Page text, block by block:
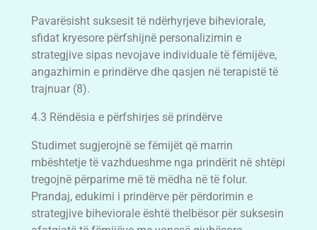
Pavarësisht suksesit të ndërhyrjeve biheviorale,
sfidat kryesore përfshijnë personalizimin e
strategjive sipas nevojave individuale të fëmijëve,
angazhimin e prindërve dhe qasjen në terapistë të
trajnuar (8).
4.3 Rëndësia e përfshirjes së prindërve
Studimet sugjerojnë se fëmijët që marrin
mbështetje të vazhdueshme nga prindërit në shtëpi
tregojnë përparime më të mëdha në të folur.
Prandaj, edukimi i prindërve për përdorimin e
strategjive biheviorale është thelbësor për suksesin